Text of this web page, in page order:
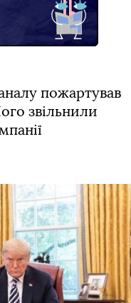
пожартував
звільнили